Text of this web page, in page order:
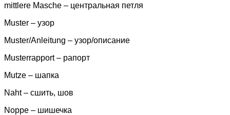
mittlere Masche – центральная петля
Muster – узор
Muster/Anleitung – узор/описание
Musterrapport – рапорт
Mutze – шапка
Naht – сшить, шов
Noppe – шишечка